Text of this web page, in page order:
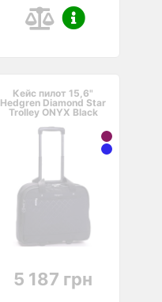
Кейс пилот 15,6"
Hedgren Diamond Star
Trolley ONYX Black
5 187 грн